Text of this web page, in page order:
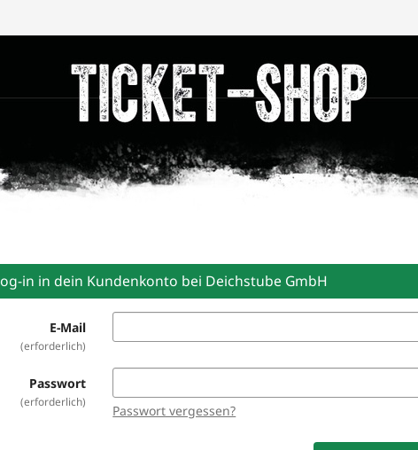
in in dein Kundenkonto bei Deichstube GmbH
E-Mail
erforderlich
Passwort
erforderlich
Passwort vergessen?